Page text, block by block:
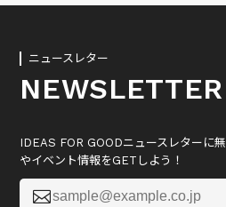
ニュースレター
NEWSLETTER
IDEAS FOR GOODニュースレターに
やイベント情報をGETしよう！
